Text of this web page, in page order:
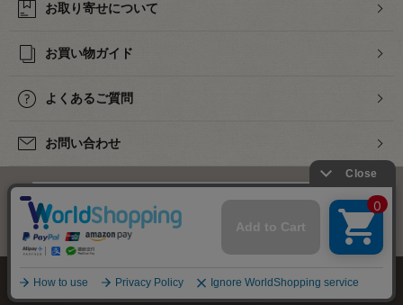
お取り寄せについて
お買い物ガイド
よくあるご質問
お問い合わせ
下着・ランジェリーの専門店
株式会社オカダヤ 会社概要 採用情報